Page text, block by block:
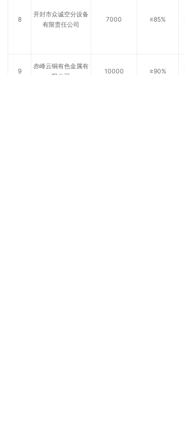
8
开封市众诚空分设备
有限责任公司
7000 ≥85%
9
赤峰云铜有色金属有
限公司
10000 ≥90%
赤